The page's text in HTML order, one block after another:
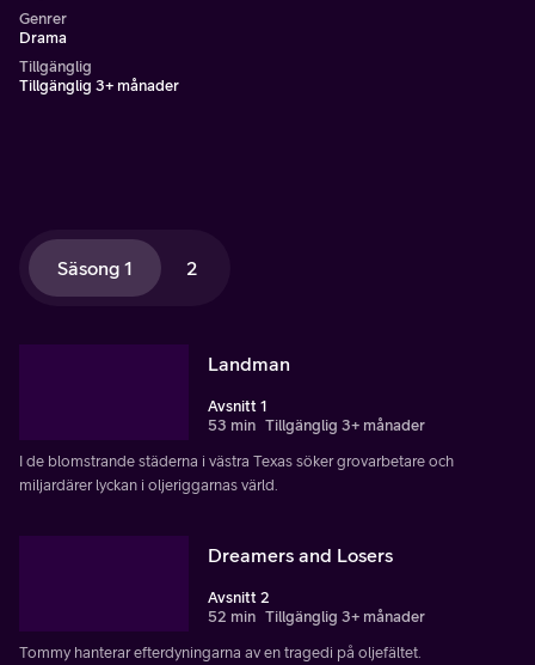
Genrer
Drama
Tillgänglig
Tillgänglig 3+ månader
Säsong 1 2
Landman
Avsnitt 1
53 min Tillgänglig 3+ månader
I de blomstrande städerna i västra Texas söker grovarbetare och
miljardärer lyckan i oljeriggarnas värld.
Dreamers and Losers
Avsnitt 2
52 min Tillgänglig 3+ månader
Tommy hanterar efterdyningarna av en tragedi på oljefältet.